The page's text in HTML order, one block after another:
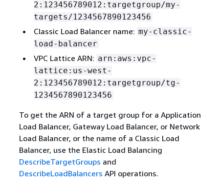
2:123456789012:targetgroup/my-
targets/1234567890123456
Classic Load Balancer name: my-classic-
load-balancer
VPC Lattice ARN: arn:aws:vpc-
lattice:us-west-
2:123456789012:targetgroup/tg-
1234567890123456
To get the ARN of a target group for a Application
Load Balancer, Gateway Load Balancer, or Network
Load Balancer, or the name of a Classic Load
Balancer, use the Elastic Load Balancing
DescribeTargetGroups and
DescribeLoadBalancers API operations.